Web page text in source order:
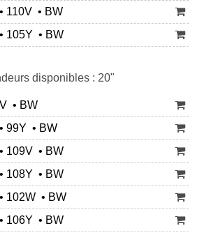
110V • BW
105Y • BW
disponibles : 20"
• BW
99Y • BW
109V • BW
108Y • BW
102W • BW
106Y • BW